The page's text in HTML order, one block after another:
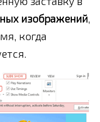
изображений,
когда